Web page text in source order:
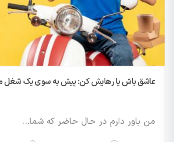
عاشق باش یا رهایش کن: پیش به سوی یک شغل
من باور دارم در حال حاضر که شما…